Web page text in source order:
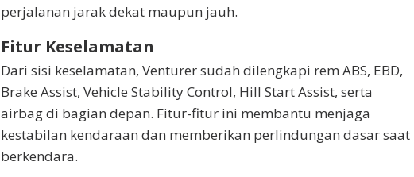
perjalanan jarak dekat maupun jauh.
Fitur Keselamatan
Dari sisi keselamatan, Venturer sudah dilengkapi rem ABS, EBD,
Brake Assist, Vehicle Stability Control, Hill Start Assist, serta
airbag di bagian depan. Fitur-fitur ini membantu menjaga
kestabilan kendaraan dan memberikan perlindungan dasar saat
berkendara.